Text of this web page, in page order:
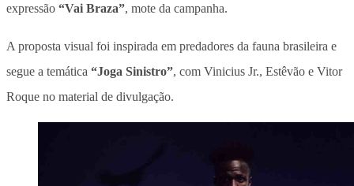
expressão “Vai Braza”, mote da campanha.
A proposta visual foi inspirada em predadores da fauna brasileira e
segue a temática “Joga Sinistro”, com Vinicius Jr., Estêvão e Vitor
Roque no material de divulgação.